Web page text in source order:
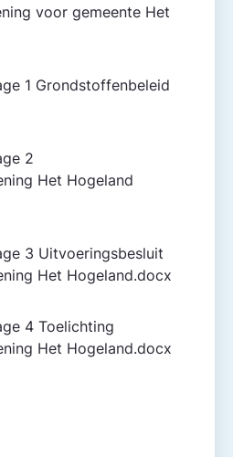
voor gemeente Het
1 Grondstoffenbeleid
2
Het Hogeland
3 Uitvoeringsbesluit
Het Hogeland.docx
4 Toelichting
Het Hogeland.docx